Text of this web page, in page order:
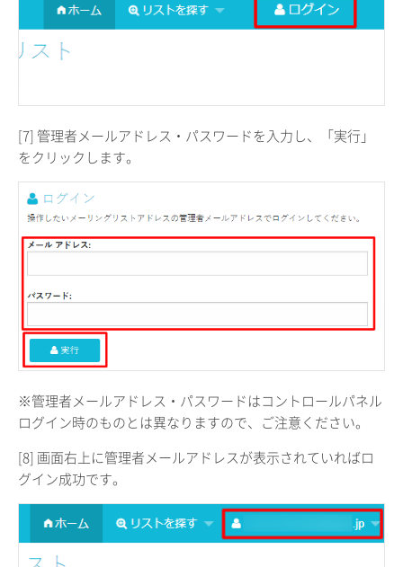
[7] 管理者メールアドレス・パスワードを入力し、「実行」
をクリックします。
※管理者メールアドレス・パスワードはコントロールパネル
ログイン時のものとは異なりますので、ご注意ください。
[8] 画面右上に管理者メールアドレスが表示されていればロ
グイン成功です。